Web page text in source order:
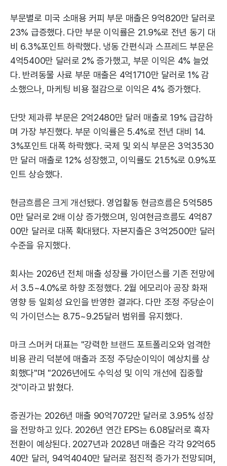
부문별로 미국 소매용 커피 부문 매출은 9억820만 달러로
23% 급증했다. 다만 부문 이익률은 21.9%로 전년 동기 대
비 6.3%포인트 하락했다. 냉동 간편식과 스프레드 부문은
4억5400만 달러로 2% 증가했고, 부문 이익은 4% 늘었
다. 반려동물 사료 부문 매출은 4억1710만 달러로 1% 감
소했으나, 마케팅 비용 절감으로 이익은 4% 증가했다.
단맛 제과류 부문은 2억2480만 달러 매출로 19% 급감하
며 가장 부진했다. 부문 이익률은 5.4%로 전년 대비 14.
3%포인트 대폭 하락했다. 국제 및 외식 부문은 3억3530
만 달러 매출로 12% 성장했고, 이익률도 21.5%로 0.9%포
인트 상승했다.
현금흐름은 크게 개선됐다. 영업활동 현금흐름은 5억585
0만 달러로 2배 이상 증가했으며, 잉여현금흐름도 4억87
00만 달러로 대폭 확대됐다. 자본지출은 3억2500만 달러
수준을 유지했다.
회사는 2026년 전체 매출 성장률 가이던스를 기존 전망에
서 3.5~4.0%로 하향 조정했다. 2월 에모리아 공장 화재
영향 등 일회성 요인을 반영한 결과다. 다만 조정 주당순이
익 가이던스는 8.75~9.25달러 범위를 유지했다.
마크 스머커 대표는 "강력한 브랜드 포트폴리오와 엄격한
비용 관리 덕분에 매출과 조정 주당순이익이 예상치를 상
회했다"며 "2026년에도 수익성 및 이익 개선에 집중할
것"이라고 밝혔다.
증권가는 2026년 매출 90억7072만 달러로 3.95% 성장
을 전망하고 있다. 2026년 연간 EPS는 6.08달러로 흑자
전환이 예상된다. 2027년과 2028년 매출은 각각 92억65
40만 달러, 94억4040만 달러로 점진적 증가가 전망되며,